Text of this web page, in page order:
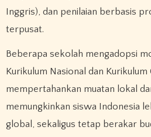
Inggris), dan penilaian berbasis
terpusat.
Beberapa sekolah mengadopsi
Kurikulum Nasional dan
mempertahankan muatan lokal
memungkinkan siswa Indonesia
global, sekaligus tetap berakar